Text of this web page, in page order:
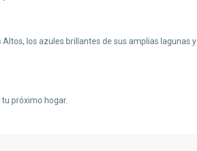
los azules brillantes de sus amplias lagunas y
próximo hogar.